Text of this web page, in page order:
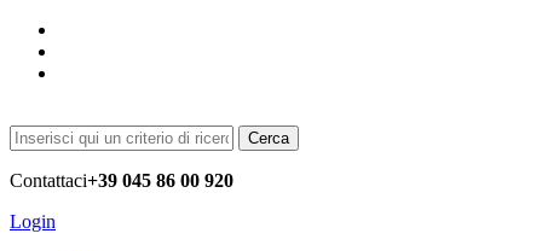
Cerca
Contattaci+39 045 86 00 920
Login